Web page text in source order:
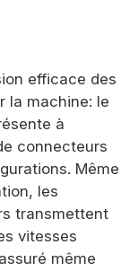
efficace des
la machine: le
à
connecteurs
Même
les
transmettent
vitesses
même